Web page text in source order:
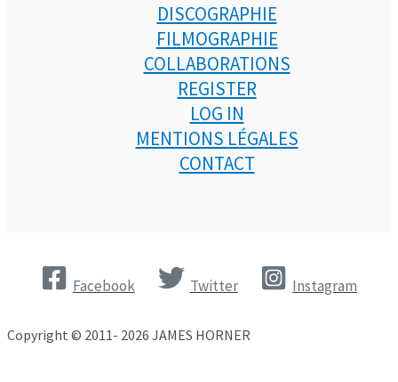
DISCOGRAPHIE
FILMOGRAPHIE
COLLABORATIONS
REGISTER
LOG IN
MENTIONS LÉGALES
CONTACT
Facebook Twitter Instagram
Copyright © 2011- 2026 JAMES HORNER